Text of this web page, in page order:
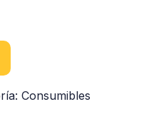
Consumibles